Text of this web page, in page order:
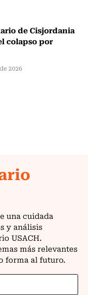
de Cisjordania
colapso por
2026